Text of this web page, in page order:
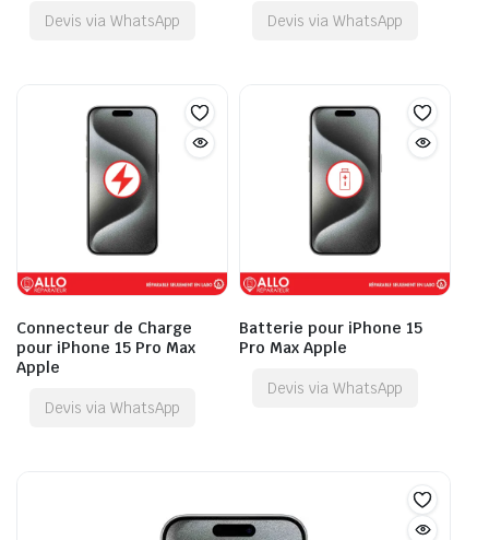
Devis via WhatsApp Devis via WhatsApp
Connecteur de Charge
pour iPhone 15 Pro Max
Apple
Devis via WhatsApp
Batterie pour iPhone 15
Pro Max Apple
Devis via WhatsApp